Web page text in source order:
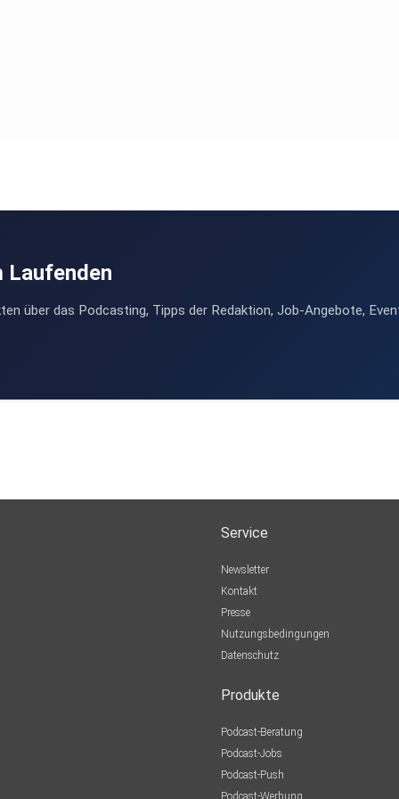
Laufenden
über das Podcasting, Tipps der Redaktion, Job-Angebote,
Service
Newsletter
Kontakt
Presse
Nutzungsbedingungen
Datenschutz
Produkte
Podcast-Beratung
Podcast-Jobs
Podcast-Push
Podcast-Werbung